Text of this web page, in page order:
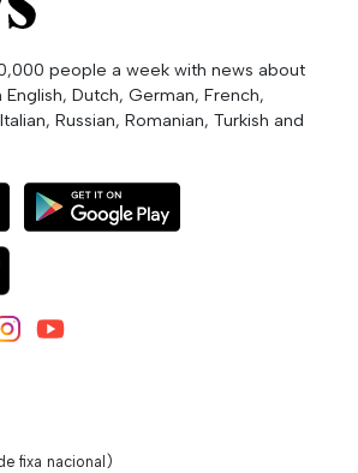
people a week with news about
Dutch, German, French,
Russian, Romanian, Turkish and
fixa nacional)